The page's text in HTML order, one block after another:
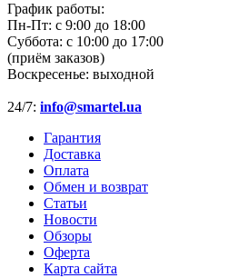
График работы:
Пн-Пт: с 9:00 до 18:00
Суббота: с 10:00 до 17:00
(приём заказов)
Воскресенье: выходной
24/7: info@smartel.ua
Гарантия
Доставка
Оплата
Обмен и возврат
Статьи
Новости
Обзоры
Оферта
Карта сайта